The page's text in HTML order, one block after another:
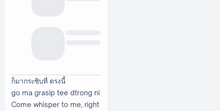
ก็มากระซิบที่ ตรงนี้
go ma grasip tee dtrong ni
Come whisper to me, right